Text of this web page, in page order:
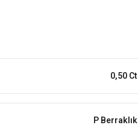
0,50 Ct
P Berraklık